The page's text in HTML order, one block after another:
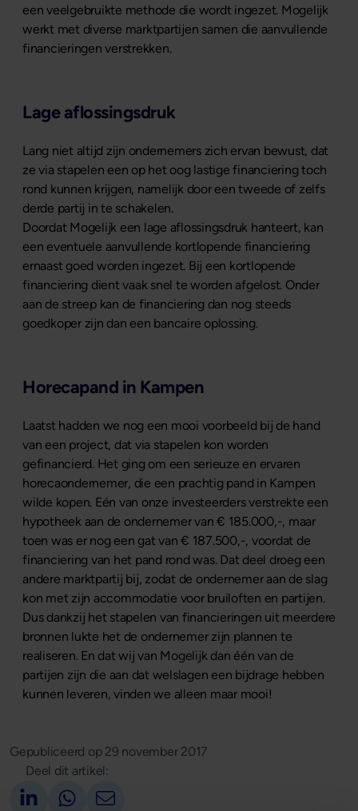
een veelgebruikte methode die wordt ingezet. Mogelijk
werkt met diverse marktpartijen samen die aanvullende
financieringen verstrekken.
Lage aflossingsdruk
Lang niet altijd zijn ondernemers zich ervan bewust, dat
ze via stapelen een op het oog lastige financiering toch
rond kunnen krijgen, namelijk door een tweede of zelfs
derde partij in te schakelen.
Doordat Mogelijk een lage aflossingsdruk hanteert, kan
een eventuele aanvullende kortlopende financiering
ernaast goed worden ingezet. Bij een kortlopende
financiering dient vaak snel te worden afgelost. Onder
aan de streep kan de financiering dan nog steeds
goedkoper zijn dan een bancaire oplossing.
Horecapand in Kampen
Laatst hadden we nog een mooi voorbeeld bij de hand
van een project, dat via stapelen kon worden
gefinancierd. Het ging om een serieuze en ervaren
horecaondernemer, die een prachtig pand in Kampen
wilde kopen. Eén van onze investeerders verstrekte een
hypotheek aan de ondernemer van € 185.000,-, maar
toen was er nog een gat van € 187.500,-, voordat de
financiering van het pand rond was. Dat deel droeg een
andere marktpartij bij, zodat de ondernemer aan de slag
kon met zijn accommodatie voor bruiloften en partijen.
Dus dankzij het stapelen van financieringen uit meerdere
bronnen lukte het de ondernemer zijn plannen te
realiseren. En dat wij van Mogelijk dan één van de
partijen zijn die aan dat welslagen een bijdrage hebben
kunnen leveren, vinden we alleen maar mooi!
Gepubliceerd op 29 november 2017
Deel dit artikel:
Deel op LinkedIn
Deel via Whatsapp
Deel via email